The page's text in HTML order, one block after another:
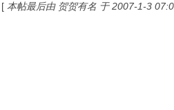
[本帖最后由 贺贺有名 于 2007-1-3